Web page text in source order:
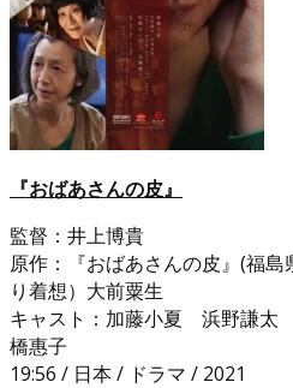
『おばあさんの皮』
監督：井上博貴
原作：『おばあさんの皮』(福
り着想）大前粟生
キャスト：加藤小夏 浜野謙
橋惠子
19:56 / 日本 / ドラマ / 2021